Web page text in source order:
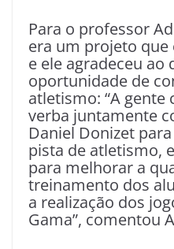
Para o professor
era um projeto que
e ele agradeceu ao
oportunidade de
atletismo: “A gente
verba juntamente
Daniel Donizet
pista de atletismo,
para melhorar a
treinamento dos
a realização dos
Gama”, comentou